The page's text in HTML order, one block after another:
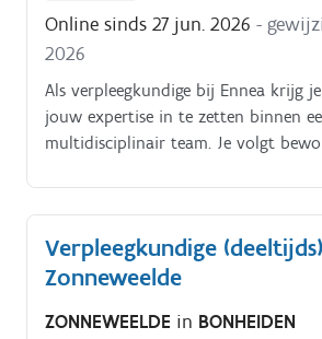
professionele contacten met
artsen;ondersteunen van
dagelijkse werking;opnemen van
taken met oog op kwaliteit en
Online sinds 27 jun. 2026 -
2026
Als verpleegkundige bij Ennea krijg
jouw expertise in te zetten binnen
multidisciplinair team. Je volgt
collega’s en bewaakt de kwaliteit
dagelijkse bezigheden bestaan uit:je
verpleegkundige handelingen uit
van bewoners;je observeert en
Verpleegkundige
Zonneweelde
ZONNEWEELDE in BONHEIDEN